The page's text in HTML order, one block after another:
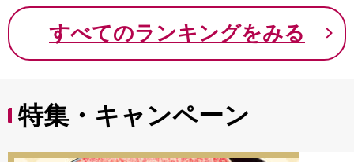
9000円 九千円
すべてのランキングをみる
特集・キャンペーン